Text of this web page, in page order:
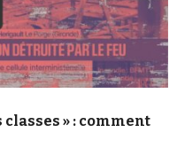
classes » : comment